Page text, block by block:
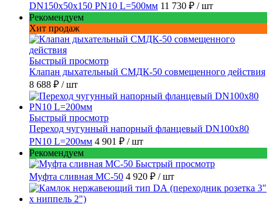
DN150х50х150 PN10 L=500мм 11 730 ₽ / шт
Рекомендуем
Хит продаж
Быстрый просмотр
Клапан дыхательный СМДК-50 совмещенного действия
8 688 ₽ / шт
Быстрый просмотр
Переход чугунный напорный фланцевый DN100х80
PN10 L=200мм 4 901 ₽ / шт
Рекомендуем
Быстрый просмотр
Муфта сливная МС-50 4 920 ₽ / шт